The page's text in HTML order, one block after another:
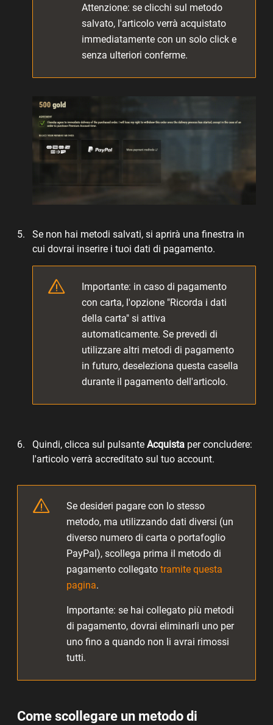
Attenzione: se clicchi sul metodo
salvato, l'articolo verrà acquistato
immediatamente con un solo click e
senza ulteriori conferme.
Se non hai metodi salvati, si aprirà una finestra in
cui dovrai inserire i tuoi dati di pagamento.
Importante: in caso di pagamento
con carta, l'opzione "Ricorda i dati
della carta" si attiva
automaticamente. Se prevedi di
utilizzare altri metodi di pagamento
in futuro, deseleziona questa casella
durante il pagamento dell'articolo.
Quindi, clicca sul pulsante Acquista per concludere:
l'articolo verrà accreditato sul tuo account.
Se desideri pagare con lo stesso
metodo, ma utilizzando dati diversi (un
diverso numero di carta o portafoglio
PayPal), scollega prima il metodo di
pagamento collegato tramite questa
pagina.
Importante: se hai collegato più metodi
di pagamento, dovrai eliminarli uno per
uno fino a quando non li avrai rimossi
tutti.
Come scollegare un metodo di